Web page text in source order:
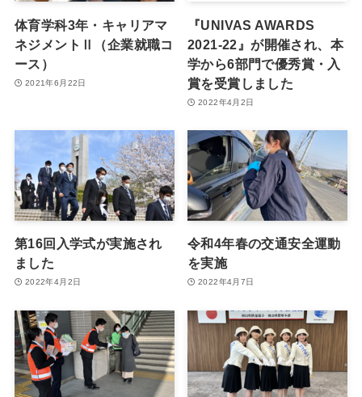
体育学科3年・キャリアマ
ネジメントⅡ（企業就職コ
ース）
2021年6月22日
『UNIVAS AWARDS
2021-22』が開催され、本
学から6部門で優秀賞・入
賞を受賞しました
2022年4月2日
第16回入学式が実施され
ました
2022年4月2日
令和4年春の交通安全運動
を実施
2022年4月7日